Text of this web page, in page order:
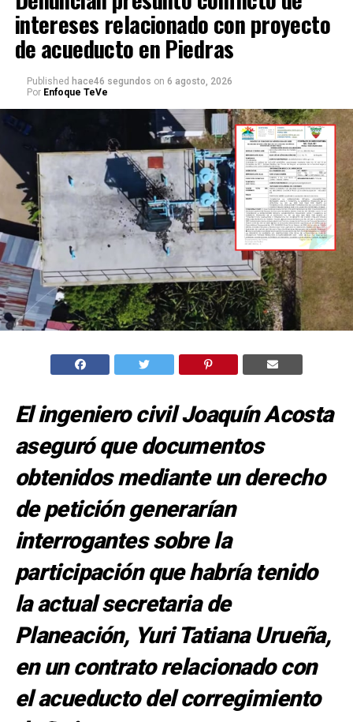
intereses relacionado con proyecto
de acueducto en Piedras
Published hace46 segundos on 6 agosto, 2026
Por Enfoque TeVe
El ingeniero civil Joaquín Acosta
aseguró que documentos
obtenidos mediante un derecho
de petición generarían
interrogantes sobre la
participación que habría tenido
la actual secretaria de
Planeación, Yuri Tatiana Urueña,
en un contrato relacionado con
el acueducto del corregimiento